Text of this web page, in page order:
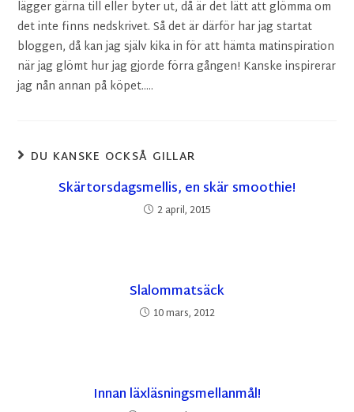
lägger gärna till eller byter ut, då är det lätt att glömma om
det inte finns nedskrivet. Så det är därför har jag startat
bloggen, då kan jag själv kika in för att hämta matinspiration
när jag glömt hur jag gjorde förra gången! Kanske inspirerar
jag nån annan på köpet.....
DU KANSKE OCKSÅ GILLAR
Skärtorsdagsmellis, en skär smoothie!
2 april, 2015
Slalommatsäck
10 mars, 2012
Innan läxläsningsmellanmål!